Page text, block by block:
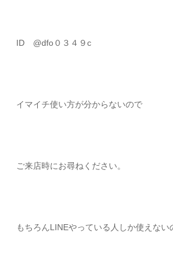
ID @dfo０３４９c
イマイチ使い方が分からないので
ご来店時にお尋ねください。
もちろんLINEやっている人しか使えない